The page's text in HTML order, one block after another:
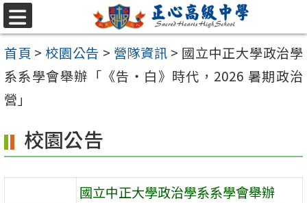
跳至主要內容區
選
單
首頁 > 校園公告 > 營隊資訊 > 國立中正大學政治學
系系學會舉辦「《告‧白》時代，2026 暑期政治
營」
校園公告
國立中正大學政治學系系學會舉辦